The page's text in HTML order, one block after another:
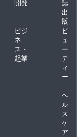
開発
誌
出
版
ビジ
ネ
ス・
起業
ビ
ュ
ー
テ
ィ
ー
・
ヘ
ル
ス
ケ
ア